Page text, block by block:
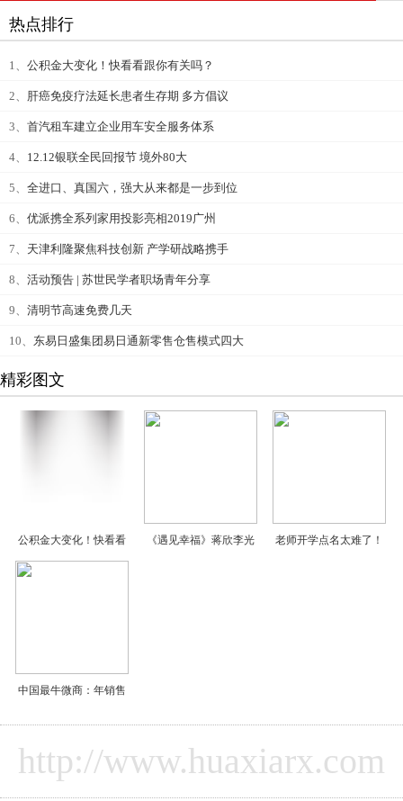
热点排行
1、 公积金大变化！快看看跟你有关吗？
2、 肝癌免疫疗法延长患者生存期 多方倡议
3、 首汽租车建立企业用车安全服务体系
4、 12.12银联全民回报节 境外80大
5、 全进口、真国六，强大从来都是一步到位
6、 优派携全系列家用投影亮相2019广州
7、 天津利隆聚焦科技创新 产学研战略携手
8、 活动预告 | 苏世民学者职场青年分享
9、 清明节高速免费几天
10、 东易日盛集团易日通新零售仓售模式四大
精彩图文
公积金大变化！快看看 《遇见幸福》蒋欣李光 老师开学点名太难了！
中国最牛微商：年销售
http://www.huaxiarx.com